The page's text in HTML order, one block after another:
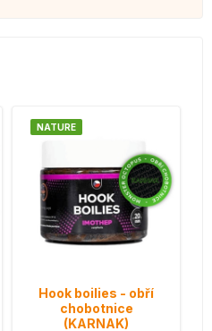
NATURE
Hook boilies - obří
chobotnice
(KARNAK)